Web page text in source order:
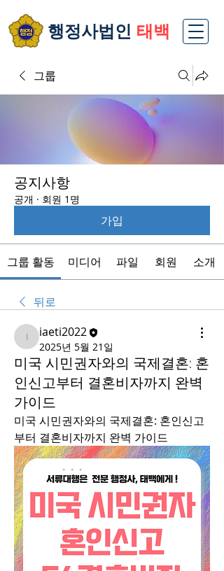
​행정사법인 태백
그룹
공지사항
공개 · 회원 1명
가입
그룹 활동 미디어 파일 회원 소개
뒤로
iaeti2022
iaeti2022
2025년 5월 21일
미국 시민권자와의 국제결혼: 혼
인신고부터 결혼비자까지 완벽
가이드
미국 시민권자와의 국제결혼: 혼인신고
부터 결혼비자까지 완벽 가이드